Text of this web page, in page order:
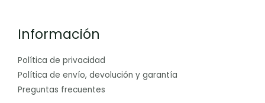
Información
Política de privacidad
Política de envío, devolución y garantía
Preguntas frecuentes